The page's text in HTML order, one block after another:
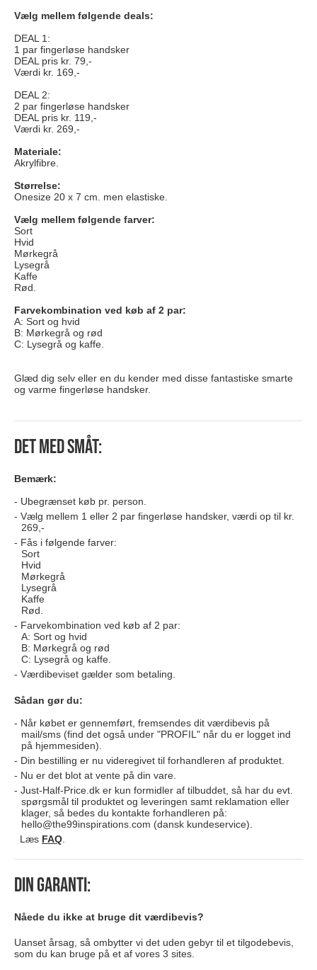
Vælg mellem følgende deals:
DEAL 1:
1 par fingerløse handsker
DEAL pris kr. 79,-
Værdi kr. 169,-
DEAL 2:
2 par fingerløse handsker
DEAL pris kr. 119,-
Værdi kr. 269,-
Materiale:
Akrylfibre.
Størrelse:
Onesize 20 x 7 cm. men elastiske.
Vælg mellem følgende farver:
Sort
Hvid
Mørkegrå
Lysegrå
Kaffe
Rød.
Farvekombination ved køb af 2 par:
A: Sort og hvid
B: Mørkegrå og rød
C: Lysegrå og kaffe.
Glæd dig selv eller en du kender med disse fantastiske smarte
og varme fingerløse handsker.
Det med småt:
Bemærk:
Ubegrænset køb pr. person.
Vælg mellem 1 eller 2 par fingerløse handsker, værdi op til kr.
269,-
Fås i følgende farver:
Sort
Hvid
Mørkegrå
Lysegrå
Kaffe
Rød.
Farvekombination ved køb af 2 par:
A: Sort og hvid
B: Mørkegrå og rød
C: Lysegrå og kaffe.
Værdibeviset gælder som betaling.
Sådan gør du:
Når købet er gennemført, fremsendes dit værdibevis på
mail/sms (find det også under "PROFIL" når du er logget ind
på hjemmesiden).
Din bestilling er nu videregivet til forhandleren af produktet.
Nu er det blot at vente på din vare.
Just-Half-Price.dk er kun formidler af tilbuddet, så har du evt.
spørgsmål til produktet og leveringen samt reklamation eller
klager, så bedes du kontakte forhandleren på:
hello@the99inspirations.com (dansk kundeservice).
Læs FAQ.
Din garanti:
Nåede du ikke at bruge dit værdibevis?
Uanset årsag, så ombytter vi det uden gebyr til et tilgodebevis,
som du kan bruge på et af vores 3 sites.